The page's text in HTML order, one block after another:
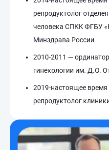
репродуктолог
человека СПКК ФГБУ
Минздрава России
2010-2011 —
гинекологии им. Д.О.
2019-настоящее
репродуктолог